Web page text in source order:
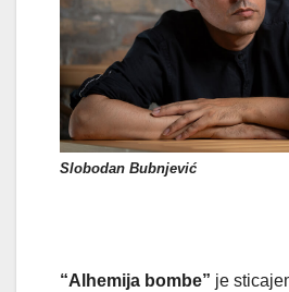
Slobodan
“Alhemija bombe” je